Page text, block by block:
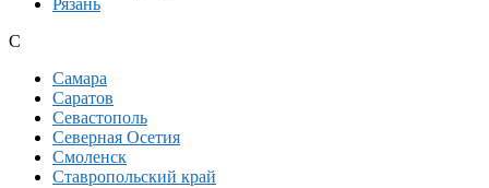
Рязань
С
Самара
Саратов
Севастополь
Северная Осетия
Смоленск
Ставропольский край